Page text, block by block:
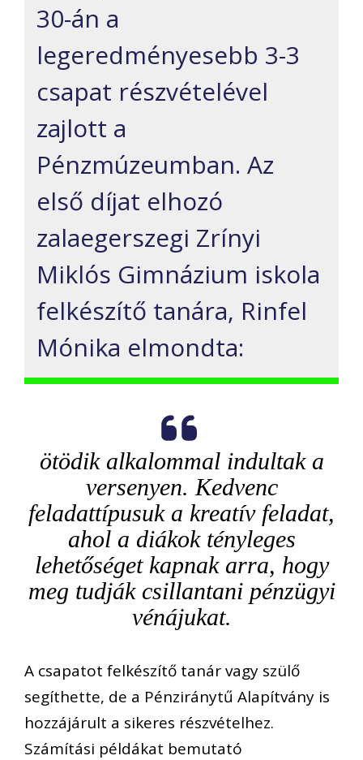
30-án a
legeredményesebb 3-3
csapat részvételével
zajlott a
Pénzmúzeumban. Az
első díjat elhozó
zalaegerszegi Zrínyi
Miklós Gimnázium iskola
felkészítő tanára, Rinfel
Mónika elmondta:
ötödik alkalommal indultak a
versenyen. Kedvenc
feladattípusuk a kreatív feladat,
ahol a diákok tényleges
lehetőséget kapnak arra, hogy
meg tudják csillantani pénzügyi
vénájukat.
A csapatot felkészítő tanár vagy szülő
segíthette, de a Pénziránytű Alapítvány is
hozzájárult a sikeres részvételhez.
Számítási példákat bemutató